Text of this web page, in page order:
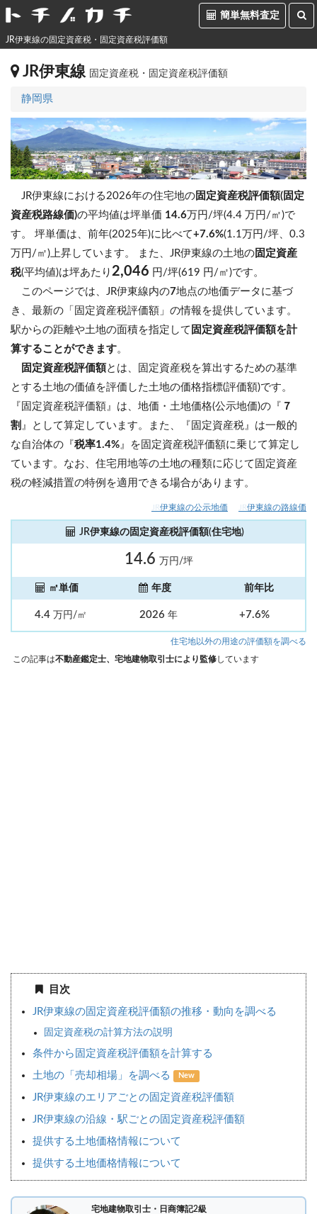
簡単無料査定
JR伊東線の固定資産税・固定資産税評価額
JR伊東線 固定資産税・固定資産税評価額
静岡県
JR伊東線における2026年の住宅地の 固定資産税評価額(固定
資産税路線価)の平均値は坪単価 14.6万円/坪(4.4 万円/㎡)で
す。 坪単価は、前年(2025年)に比べて+7.6%(1.1万円/坪、0.3
万円/㎡)上昇しています。
また、JR伊東線の土地の 固定資産
税(平均値)は坪あたり 2,046 円/坪(619 円/㎡)です。
このページでは、JR伊東線内の7地点の地価データに基づ
き、最新の「固定資産税評価額」の情報を提供しています。
駅からの距離や土地の面積を指定して 固定資産税評価額を計
算することができます。
固定資産税評価額とは、固定資産税を算出するための基準
とする土地の価値を評価した土地の価格指標(評価額)です。
『固定資産税評価額』は、地価・土地価格(公示地価)の『 ７
割 』として算定しています。また、『固定資産税』は一般的
な自治体の『税率1.4% 』を固定資産税評価額に乗じて算定し
ています。なお、住宅用地等の土地の種類に応じて固定資産
税の軽減措置の特例を適用できる場合があります。
JR伊東線の公示地価 JR伊東線の路線価
JR伊東線の固定資産税評価額(住宅地)
14.6 万円/坪
㎡単価 年度 前年比
4.4 万円/㎡ 2026 年 +7.6%
住宅地以外の用途の評価額を調べる
この記事は不動産鑑定士、宅地建物取引士により監修しています
目次
JR伊東線の固定資産税評価額の推移・動向を調べる
固定資産税の計算方法の説明
条件から固定資産税評価額を計算する
土地の「売却相場」を調べる New
JR伊東線のエリアごとの固定資産税評価額
JR伊東線の沿線・駅ごとの固定資産税評価額
提供する土地価格情報について
提供する土地価格情報について
宅地建物取引士・日商簿記2級